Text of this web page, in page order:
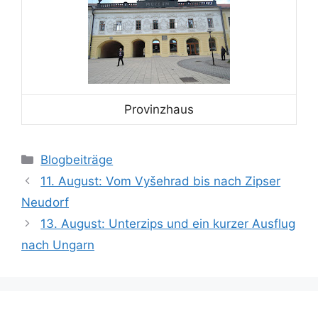
Provinzhaus
Kategorien
Blogbeiträge
11. August: Vom Vyšehrad bis nach Zipser
Neudorf
13. August: Unterzips und ein kurzer Ausflug
nach Ungarn